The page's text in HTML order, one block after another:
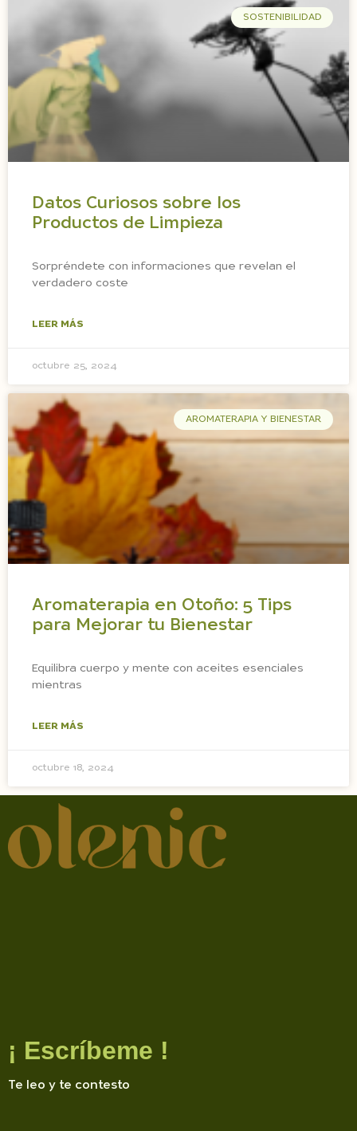
SOSTENIBILIDAD
Datos Curiosos sobre los
Productos de Limpieza
Sorpréndete con informaciones que revelan el
verdadero coste
LEER MÁS
octubre 25, 2024
AROMATERAPIA Y BIENESTAR
Aromaterapia en Otoño: 5 Tips
para Mejorar tu Bienestar
Equilibra cuerpo y mente con aceites esenciales
mientras
LEER MÁS
octubre 18, 2024
¡ Escríbeme !
Te leo y te contesto